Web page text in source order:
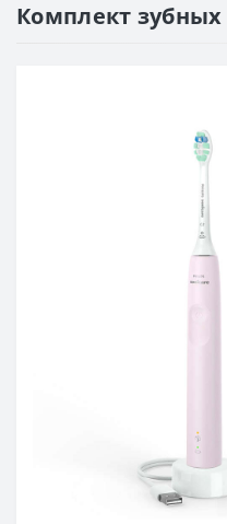
Комплект зубных